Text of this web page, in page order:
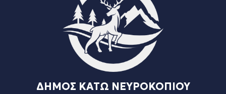
ΔΗΜΟΣ ΚΑΤΩ ΝΕΥΡΟΚΟΠΙΟΥ